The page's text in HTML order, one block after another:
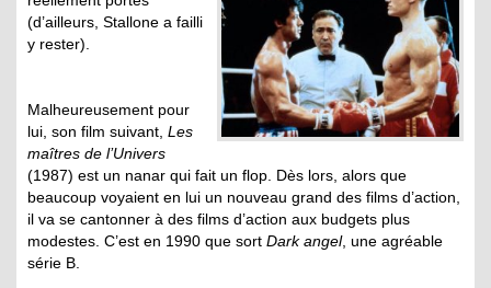
(d’ailleurs, Stallone a failli
y rester).
Malheureusement pour
lui, son film suivant, Les
maîtres de l’Univers
(1987) est un nanar qui fait un flop. Dès lors, alors que
beaucoup voyaient en lui un nouveau grand des films d’action,
il va se cantonner à des films d’action aux budgets plus
modestes. C’est en 1990 que sort Dark angel, une agréable
série B.